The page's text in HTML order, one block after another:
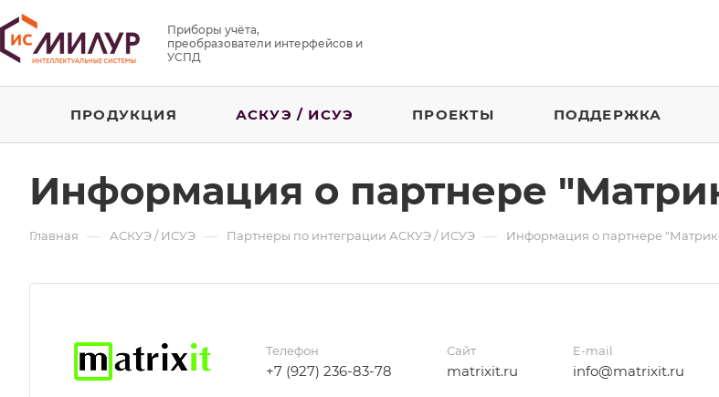
Приборы учёта,
преобразователи интерфейсов и
УСПД
ПРОДУКЦИЯ АСКУЭ / ИСУЭ ПРОЕКТЫ ПОДДЕРЖКА
Информация о партнере
Главная — АСКУЭ / ИСУЭ — Партнеры по интеграции АСКУЭ / ИСУЭ — Информация о партнере
Телефон
+7 (927) 236-83-78
Сайт
matrixit.ru
E-mail
info@matrixit.ru